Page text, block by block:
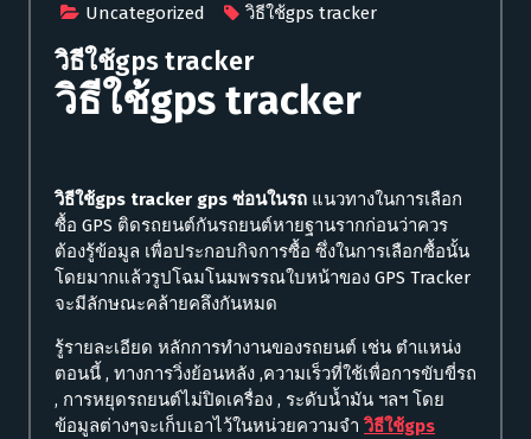
Uncategorized วิธีใช้gps tracker
วิธีใช้gps tracker
วิธีใช้gps tracker
วิธีใช้gps tracker gps ซ่อนในรถ แนวทางในการเลือก
ซื้อ GPS ติดรถยนต์กันรถยนต์หายฐานรากก่อนว่าควร
ต้องรู้ข้อมูล เพื่อประกอบกิจการซื้อ ซึ่งในการเลือกซื้อนั้น
โดยมากแล้วรูปโฉมโนมพรรณใบหน้าของ GPS Tracker
จะมีลักษณะคล้ายคลึงกันหมด
รู้รายละเอียด หลักการทำงานของรถยนต์ เช่น ตำแหน่ง
ตอนนี้ , ทางการวิ่งย้อนหลัง ,ความเร็วที่ใช้เพื่อการขับขี่รถ
, การหยุดรถยนต์ไม่ปิดเครื่อง , ระดับน้ำมัน ฯลฯ โดย
ข้อมูลต่างๆจะเก็บเอาไว้ในหน่วยความจำวิธีใช้gps